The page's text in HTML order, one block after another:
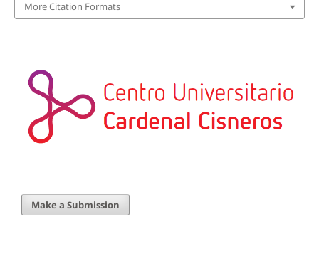
More Citation Formats
Make a Submission